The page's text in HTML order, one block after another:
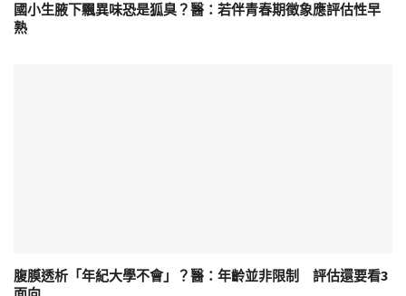
國小生腋下飄異味恐是狐臭？醫：若伴青春期徵象應評估性早
熟
腹膜透析「年紀大學不會」？醫：年齡並非限制 評估還要看3